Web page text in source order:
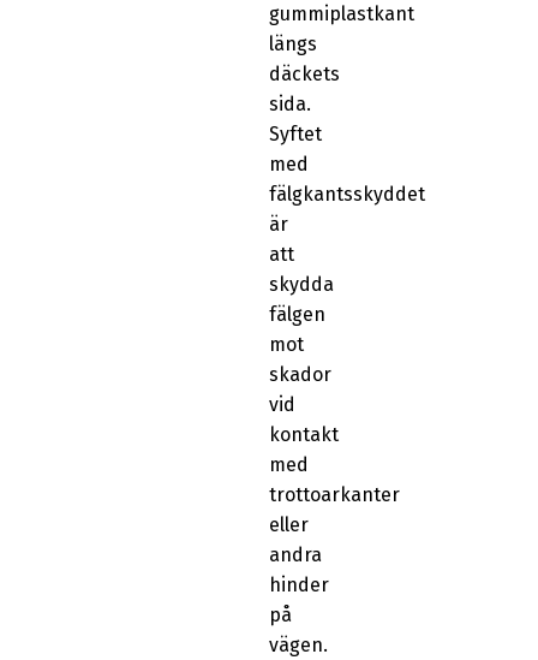
gummiplastkant
längs
däckets
sida.
Syftet
med
fälgkantsskyddet
är
att
skydda
fälgen
mot
skador
vid
kontakt
med
trottoarkanter
eller
andra
hinder
på
vägen.